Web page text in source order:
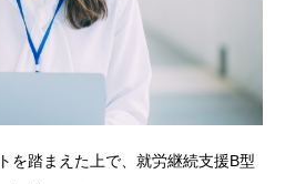
を踏まえた上で、就労継続支援B型